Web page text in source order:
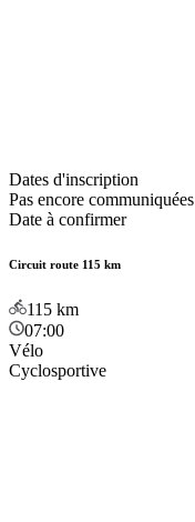
Dates d'inscription
Pas encore communiquées
Date à confirmer
Circuit route 115 km
115 km
07:00
Vélo
Cyclosportive